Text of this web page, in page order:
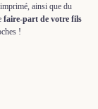
ainsi que du
faire-part de votre fils
!